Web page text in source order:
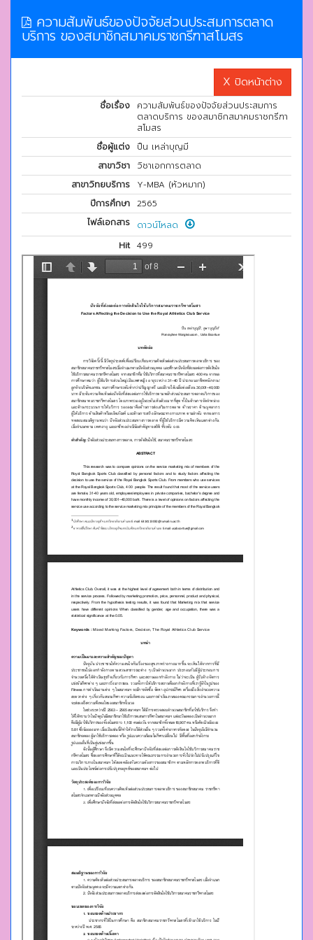
ความสัมพันธ์ของปัจจัยส่วนประสมการตลาด
บริการ ของสมาชิกสมาคมราชกรีฑาสโมสร
X ปิดหน้าต่าง
ชื่อเรื่อง
ความสัมพันธ์ของปัจจัยส่วนประสมการ
ตลาดบริการ ของสมาชิกสมาคมราชกรีฑา
สโมสร
ชื่อผู้แต่ง
ปืน เหล่าบุญมี
สาขาวิชา
วิชาเอกการตลาด
สาขาวิทยบริการ
Y-MBA (หัวหมาก)
ปีการศึกษา 2565
ไฟล์เอกสาร
ดาวน์โหลด
Hit 499